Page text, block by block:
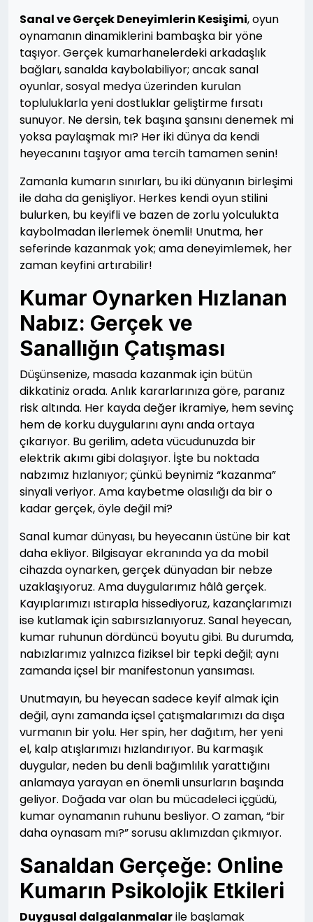
Sanal ve Gerçek Deneyimlerin Kesişimi, oyun
oynamanın dinamiklerini bambaşka bir yöne
taşıyor. Gerçek kumarhanelerdeki arkadaşlık
bağları, sanalda kaybolabiliyor; ancak sanal
oyunlar, sosyal medya üzerinden kurulan
topluluklarla yeni dostluklar geliştirme fırsatı
sunuyor. Ne dersin, tek başına şansını denemek mi
yoksa paylaşmak mı? Her iki dünya da kendi
heyecanını taşıyor ama tercih tamamen senin!
Zamanla kumarın sınırları, bu iki dünyanın birleşimi
ile daha da genişliyor. Herkes kendi oyun stilini
bulurken, bu keyifli ve bazen de zorlu yolculukta
kaybolmadan ilerlemek önemli! Unutma, her
seferinde kazanmak yok; ama deneyimlemek, her
zaman keyfini artırabilir!
Kumar Oynarken Hızlanan
Nabız: Gerçek ve
Sanallığın Çatışması
Düşünsenize, masada kazanmak için bütün
dikkatiniz orada. Anlık kararlarınıza göre, paranız
risk altında. Her kayda değer ikramiye, hem sevinç
hem de korku duygularını aynı anda ortaya
çıkarıyor. Bu gerilim, adeta vücudunuzda bir
elektrik akımı gibi dolaşıyor. İşte bu noktada
nabzımız hızlanıyor; çünkü beynimiz “kazanma”
sinyali veriyor. Ama kaybetme olasılığı da bir o
kadar gerçek, öyle değil mi?
Sanal kumar dünyası, bu heyecanın üstüne bir kat
daha ekliyor. Bilgisayar ekranında ya da mobil
cihazda oynarken, gerçek dünyadan bir nebze
uzaklaşıyoruz. Ama duygularımız hâlâ gerçek.
Kayıplarımızı ıstırapla hissediyoruz, kazançlarımızı
ise kutlamak için sabırsızlanıyoruz. Sanal heyecan,
kumar ruhunun dördüncü boyutu gibi. Bu durumda,
nabızlarımız yalnızca fiziksel bir tepki değil; aynı
zamanda içsel bir manifestonun yansıması.
Unutmayın, bu heyecan sadece keyif almak için
değil, aynı zamanda içsel çatışmalarımızı da dışa
vurmanın bir yolu. Her spin, her dağıtım, her yeni
el, kalp atışlarımızı hızlandırıyor. Bu karmaşık
duygular, neden bu denli bağımlılık yarattığını
anlamaya yarayan en önemli unsurların başında
geliyor. Doğada var olan bu mücadeleci içgüdü,
kumar oynamanın ruhunu besliyor. O zaman, “bir
daha oynasam mı?” sorusu aklımızdan çıkmıyor.
Sanaldan Gerçeğe: Online
Kumarın Psikolojik Etkileri
Duygusal dalgalanmalarile başlamak